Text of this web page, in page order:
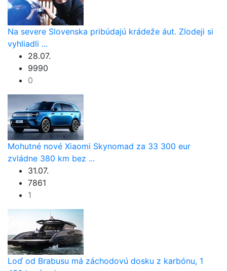
Na severe Slovenska pribúdajú krádeže áut. Zlodeji si
vyhliadli ...
28.07.
9990
0
Mohutné nové Xiaomi Skynomad za 33 300 eur
zvládne 380 km bez ...
31.07.
7861
1
Loď od Brabusu má záchodovú dosku z karbónu, 1